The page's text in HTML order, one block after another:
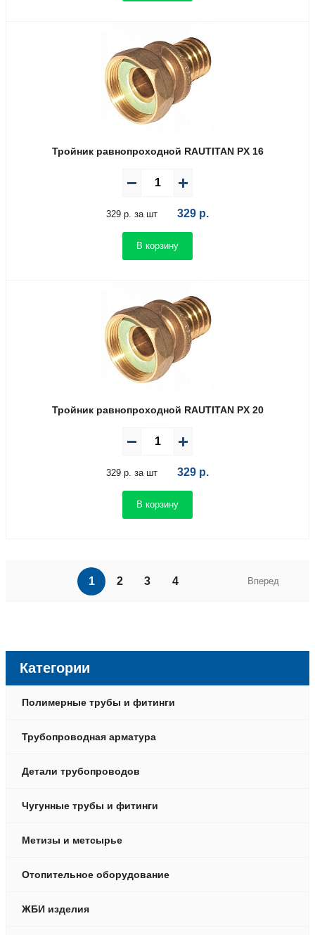
Тройник равнопроходной RAUTITAN PX 16
329 р. за шт 329 р.
В корзину
Тройник равнопроходной RAUTITAN PX 20
329 р. за шт 329 р.
В корзину
1 2 3 4 Вперед
Категории
Полимерные трубы и фитинги
Трубопроводная арматура
Детали трубопроводов
Чугунные трубы и фитинги
Метизы и метсырье
Отопительное оборудование
ЖБИ изделия